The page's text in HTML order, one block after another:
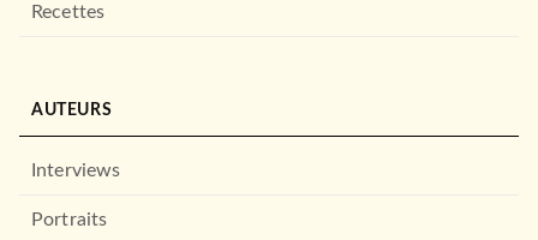
Recettes
AUTEURS
Interviews
Portraits